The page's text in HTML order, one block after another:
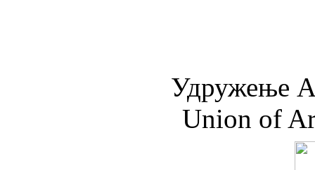
Удружењe
Union of